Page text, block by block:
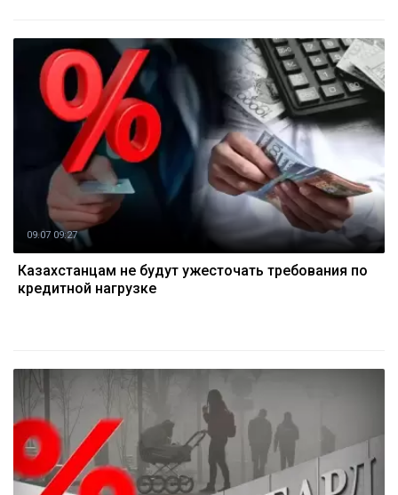
09.07 09:27
Казахстанцам не будут ужесточать требования по
кредитной нагрузке